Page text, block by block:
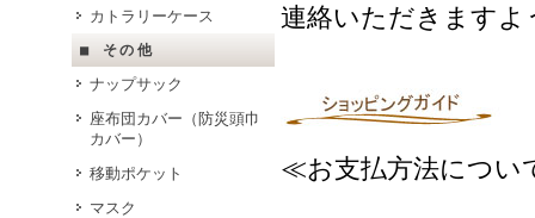
カトラリーケース
■ その他
ナップサック
座布団カバー（防災頭巾
カバー）
移動ポケット
マスク
連絡いただきます
≪お支払方法につ